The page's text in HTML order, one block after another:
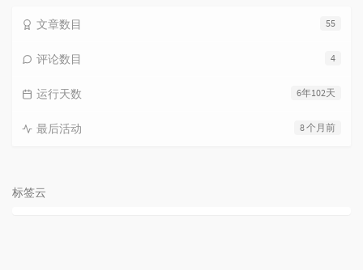
55
文章数目
4
评论数目
6年102天
运行天数
8 个月前
最后活动
标签云